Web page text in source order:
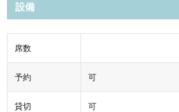
設備
席数
予約 可
貸切 可